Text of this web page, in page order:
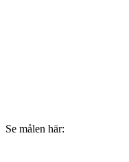
Se målen här: